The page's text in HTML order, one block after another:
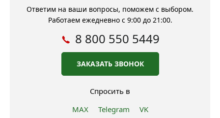
Ответим на ваши вопросы, поможем с выбором.
Работаем ежедневно с 9:00 до 21:00.
8 800 550 5449
ЗАКАЗАТЬ ЗВОНОК
Спросить в
MAX
Telegram VK